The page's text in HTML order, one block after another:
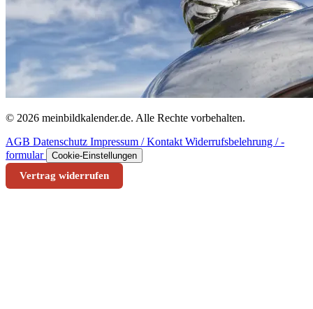
© 2026 meinbildkalender.de. Alle Rechte vorbehalten.
AGB Datenschutz Impressum / Kontakt Widerrufsbelehrung / -
formular
Cookie-Einstellungen
Vertrag widerrufen